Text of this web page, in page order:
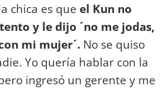
chica es que el Kun no
y le dijo ´no me jodas,
mi mujer´. No se quiso
Yo quería hablar con la
ingresó un gerente y me